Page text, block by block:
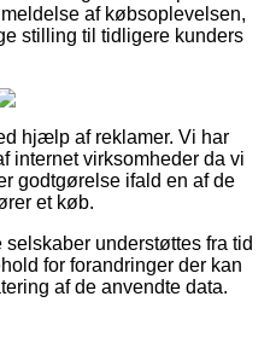
af købsoplevelsen,
stilling til tidligere kunders
hjælp af reklamer. Vi har
internet virksomheder da vi
godtgørelse ifald en af de
et køb.
understøttes fra tid
for forandringer der kan
af de anvendte data.